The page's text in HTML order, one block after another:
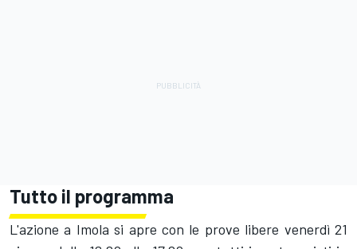
Tutto il programma
L'azione a Imola si apre con le prove libere venerdì 21